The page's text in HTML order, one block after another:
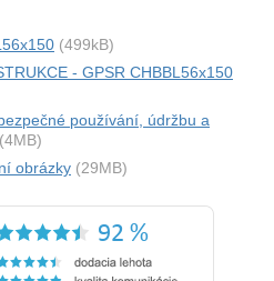
(499kB)
- GPSR CHBBL56x150
používání, údržbu a
(4MB)
obrázky (29MB)